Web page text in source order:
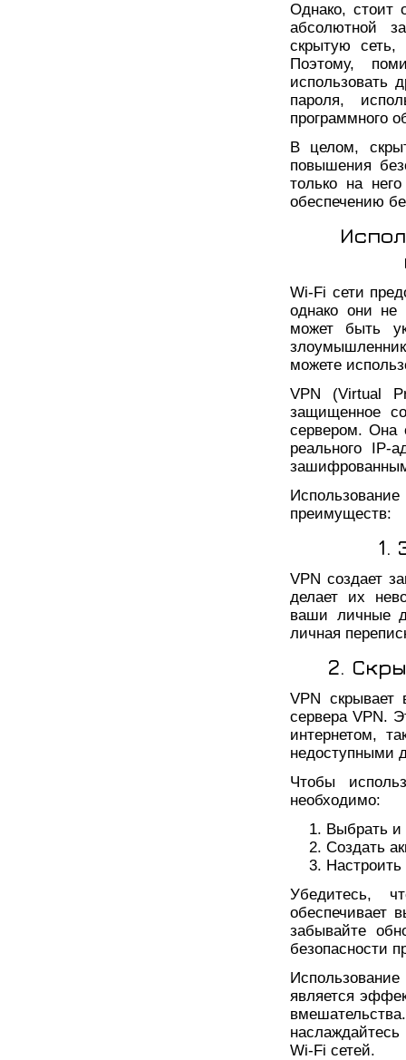
Однако, стоит
абсолютной
скрытую
Поэтому,
использовать
пароля,
программного
В целом,
повышения
только на
обеспечению
Wi-Fi сети
однако они не
может быть
можете
VPN (Virtual
защищенное
сервером. Она
реального IP-
преимуществ:
1.
VPN создает
делает их
ваши личные
личная
2.
VPN
сервера VPN.
интернетом,
недоступными
Чтобы
необходимо:
Выбрать и
Создать
Убедитесь,
обеспечивает
забывайте
безопасности
является
Wi-Fi сетей.